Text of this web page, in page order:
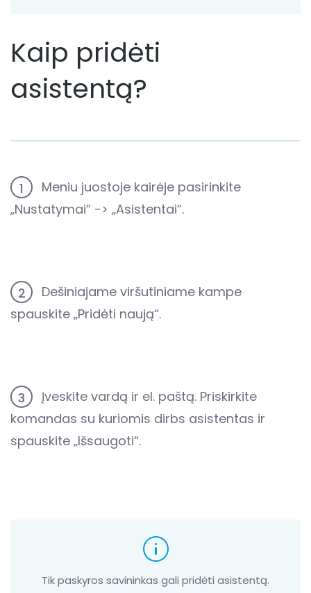
Kaip pridėti
asistentą?
1
Meniu juostoje kairėje pasirinkite
„Nustatymai“ -> „Asistentai“.
2
Dešiniajame viršutiniame kampe
spauskite „Pridėti naują“.
3
Įveskite vardą ir el. paštą. Priskirkite
komandas su kuriomis dirbs asistentas ir
spauskite „Išsaugoti“.
Tik paskyros savininkas gali pridėti asistentą.